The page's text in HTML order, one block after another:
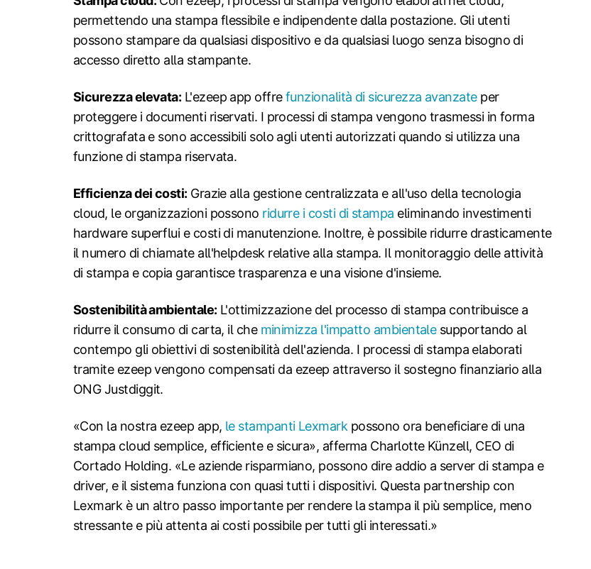
permettendo una stampa flessibile e indipendente dalla postazione. Gli utenti
possono stampare da qualsiasi dispositivo e da qualsiasi luogo senza bisogno di
accesso diretto alla stampante.
Sicurezza elevata: L'ezeep app offrefunzionalità di sicurezza avanzateper
proteggere i documenti riservati. I processi di stampa vengono trasmessi in forma
crittografata e sono accessibili solo agli utenti autorizzati quando si utilizza una
funzione di stampa riservata.
Efficienza dei costi: Grazie alla gestione centralizzata e all'uso della tecnologia
cloud, le organizzazioni possono ridurre i costi di stampa eliminando investimenti
hardware superflui e costi di manutenzione. Inoltre, è possibile ridurre drasticamente
il numero di chiamate all'helpdesk relative alla stampa. Il monitoraggio delle attività
di stampa e copia garantisce trasparenza e una visione d'insieme.
Sostenibilità ambientale: L'ottimizzazione del processo di stampa contribuisce a
ridurre il consumo di carta, il che minimizza l'impatto ambientalesupportando al
contempo gli obiettivi di sostenibilità dell'azienda. I processi di stampa elaborati
tramite ezeep vengono compensati da ezeep attraverso il sostegno finanziario alla
ONG Justdiggit.
«Con la nostra ezeep app, le stampanti Lexmark possono ora beneficiare di una
stampa cloud semplice, efficiente e sicura», afferma Charlotte Künzell, CEO di
Cortado Holding. «Le aziende risparmiano, possono dire addio a server di stampa e
driver, e il sistema funziona con quasi tutti i dispositivi. Questa partnership con
Lexmark è un altro passo importante per rendere la stampa il più semplice, meno
stressante e più attenta ai costi possibile per tutti gli interessati.»